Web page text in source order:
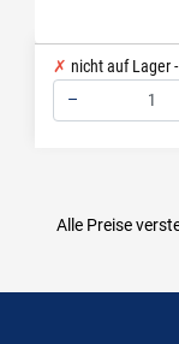
nicht auf Lager
–
Alle Preise